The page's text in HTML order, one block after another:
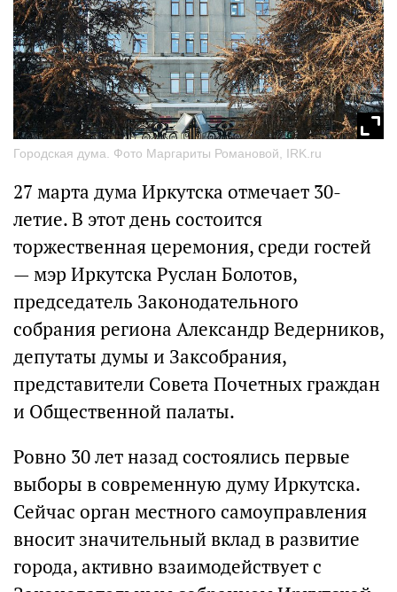
Городская дума. Фото Маргариты Романовой, IRK.ru
27 марта дума Иркутска отмечает 30-
летие. В этот день состоится
торжественная церемония, среди гостей
— мэр Иркутска Руслан Болотов,
председатель Законодательного
собрания региона Александр Ведерников,
депутаты думы и Заксобрания,
представители Совета Почетных граждан
и Общественной палаты.
Ровно 30 лет назад состоялись первые
выборы в современную думу Иркутска.
Сейчас орган местного самоуправления
вносит значительный вклад в развитие
города, активно взаимодействует с